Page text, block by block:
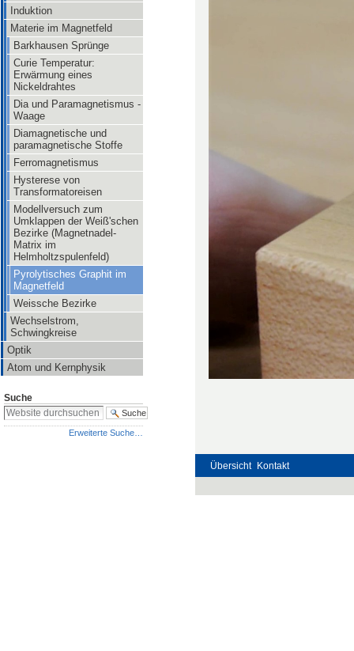
Induktion
Materie im Magnetfeld
Barkhausen Sprünge
Curie Temperatur:
Erwärmung eines
Nickeldrahtes
Dia und Paramagnetismus -
Waage
Diamagnetische und
paramagnetische Stoffe
Ferromagnetismus
Hysterese von
Transformatoreisen
Modellversuch zum
Umklappen der Weiß'schen
Bezirke (Magnetnadel-
Matrix im
Helmholtzspulenfeld)
Pyrolytisches Graphit im
Magnetfeld
Weissche Bezirke
Wechselstrom,
Schwingkreise
Optik
Atom und Kernphysik
Suche
Erweiterte Suche…
Übersicht Kontakt